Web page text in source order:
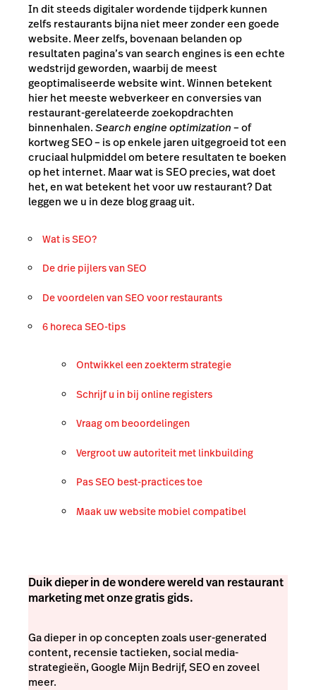
In dit steeds digitaler wordende tijdperk kunnen
zelfs restaurants bijna niet meer zonder een goede
website. Meer zelfs, bovenaan belanden op
resultaten pagina’s van search engines is een echte
wedstrijd geworden, waarbij de meest
geoptimaliseerde website wint. Winnen betekent
hier het meeste webverkeer en conversies van
restaurant-gerelateerde zoekopdrachten
binnenhalen.Search engine optimization– of
kortweg SEO – is op enkele jaren uitgegroeid tot een
cruciaal hulpmiddel om betere resultaten te boeken
op het internet. Maar wat is SEO precies, wat doet
het, en wat betekent het voor uw restaurant? Dat
leggen we u in deze blog graag uit.
Wat is SEO?
De drie pijlers van SEO
De voordelen van SEO voor restaurants
6 horeca SEO-tips
Ontwikkel een zoekterm strategie
Schrijf u in bij online registers
Vraag om beoordelingen
Vergroot uw autoriteit met linkbuilding
Pas SEO best-practices toe
Maak uw website mobiel compatibel
Duik dieper in de wondere wereld van restaurant
marketing met onze gratis gids.
Ga dieper in op concepten zoals user-generated
content, recensie tactieken, social media-
strategieën, Google Mijn Bedrijf, SEO en zoveel
meer.